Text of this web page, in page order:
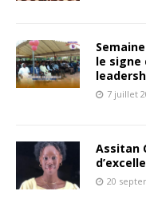
le signe
7 juillet
Assitan
20